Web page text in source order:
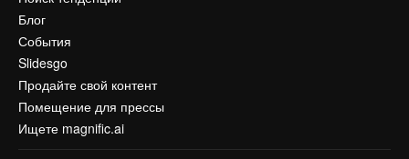
Блог
События
Slidesgo
Продайте свой контент
Помещение для прессы
Ищете magnific.ai